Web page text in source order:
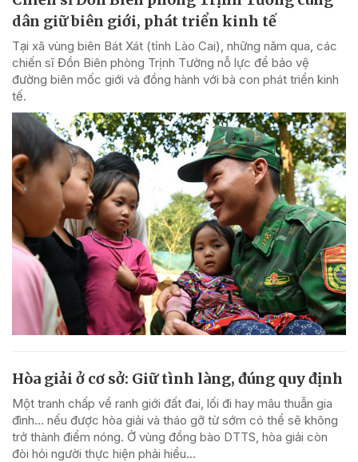
dân giữ biên giới, phát triển kinh tế
Tại xã vùng biên Bát Xát (tỉnh Lào Cai), những năm qua, các
chiến sĩ Đồn Biên phòng Trịnh Tường nỗ lực để bảo vệ
đường biên mốc giới và đồng hành với bà con phát triển kinh
tế.
Hòa giải ở cơ sở: Giữ tình làng, đúng quy định
Một tranh chấp về ranh giới đất đai, lối đi hay mâu thuẫn gia
đình... nếu được hòa giải và tháo gỡ từ sớm có thể sẽ không
trở thành điểm nóng. Ở vùng đồng bào DTTS, hòa giải còn
đòi hỏi người thực hiện phải hiểu...